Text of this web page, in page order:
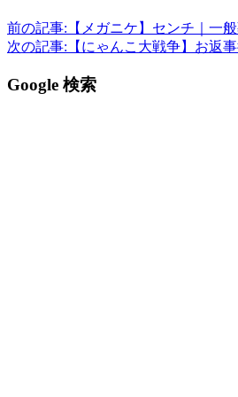
前の記事: 【メガニケ】センチ｜一
次の記事: 【にゃんこ大戦争】お返
Google 検索